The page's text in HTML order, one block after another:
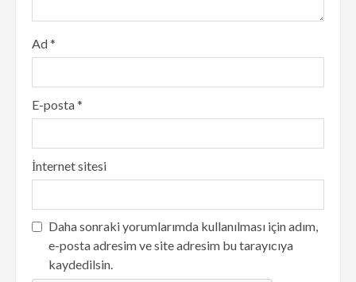
Ad*
E-posta*
İnternet sitesi
Daha sonraki yorumlarımda kullanılması için adım,
e-posta adresim ve site adresim bu tarayıcıya
kaydedilsin.